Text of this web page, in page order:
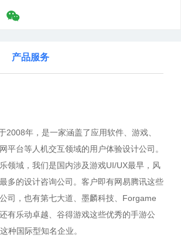
产品服务
2008年，是一家涵盖了应用软件、游戏、
平台等人机交互领域的用户体验设计公司。
领域，我们是国内涉及游戏UI/UX最早，风
多的设计咨询公司。客户即有网易腾讯这些
司，也有第七大道、墨麟科技、Forgame
有乐动卓越、谷得游戏这些优秀的手游公
种国际型知名企业。